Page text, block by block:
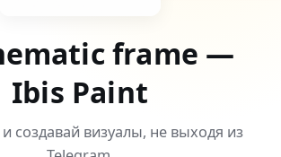
frame —
Ibis Paint
создавай визуалы, не выходя из